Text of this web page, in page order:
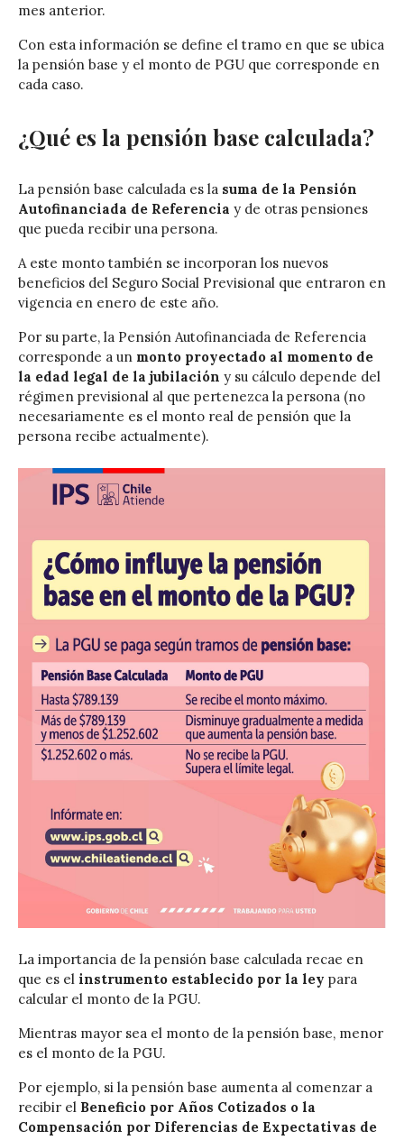
mes anterior.
Con esta información se define el tramo en que se ubica
la pensión base y el monto de PGU que corresponde en
cada caso.
¿Qué es la pensión base calculada?
La pensión base calculada es la suma de la Pensión
Autofinanciada de Referencia y de otras pensiones
que pueda recibir una persona.
A este monto también se incorporan los nuevos
beneficios del Seguro Social Previsional que entraron en
vigencia en enero de este año.
Por su parte, la Pensión Autofinanciada de Referencia
corresponde a un monto proyectado al momento de
la edad legal de la jubilación y su cálculo depende del
régimen previsional al que pertenezca la persona (no
necesariamente es el monto real de pensión que la
persona recibe actualmente).
La importancia de la pensión base calculada recae en
que es el instrumento establecido por la ley para
calcular el monto de la PGU.
Mientras mayor sea el monto de la pensión base, menor
es el monto de la PGU.
Por ejemplo, si la pensión base aumenta al comenzar a
recibir el Beneficio por Años Cotizados o la
Compensación por Diferencias de Expectativas de